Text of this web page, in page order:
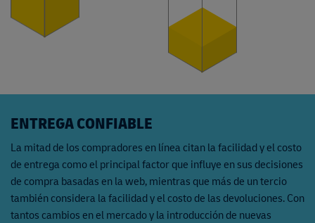
ENTREGA CONFIABLE
La mitad de los compradores en línea citan la facilidad y el costo
de entrega como el principal factor que influye en sus decisiones
de compra basadas en la web, mientras que más de un tercio
también considera la facilidad y el costo de las devoluciones. Con
tantos cambios en el mercado y la introducción de nuevas